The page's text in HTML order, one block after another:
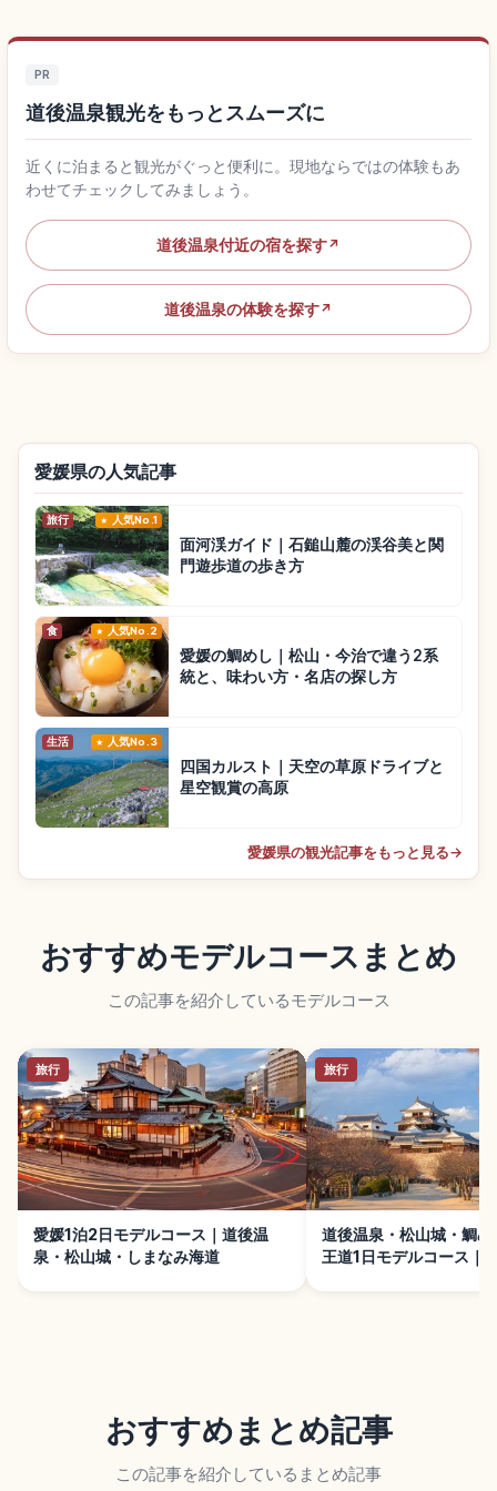
PR
道後温泉観光をもっとスムーズに
近くに泊まると観光がぐっと便利に。現地ならではの体験もあ
わせてチェックしてみましょう。
道後温泉付近の宿を探す↗
道後温泉の体験を探す↗
愛媛県の人気記事
旅行 人気No.1
面河渓ガイド｜石鎚山麓の渓谷美と関
門遊歩道の歩き方
食 人気No.2
愛媛の鯛めし｜松山・今治で違う2系
統と、味わい方・名店の探し方
生活 人気No.3
四国カルスト｜天空の草原ドライブと
星空観賞の高原
愛媛県の観光記事をもっと見る→
おすすめモデルコースまとめ
この記事を紹介しているモデルコース
旅行
愛媛1泊2日モデルコース｜道後温
泉・松山城・しまなみ海道
旅行
道後温泉・松山城・鯛め
王道1日モデルコース｜
おすすめまとめ記事
この記事を紹介しているまとめ記事